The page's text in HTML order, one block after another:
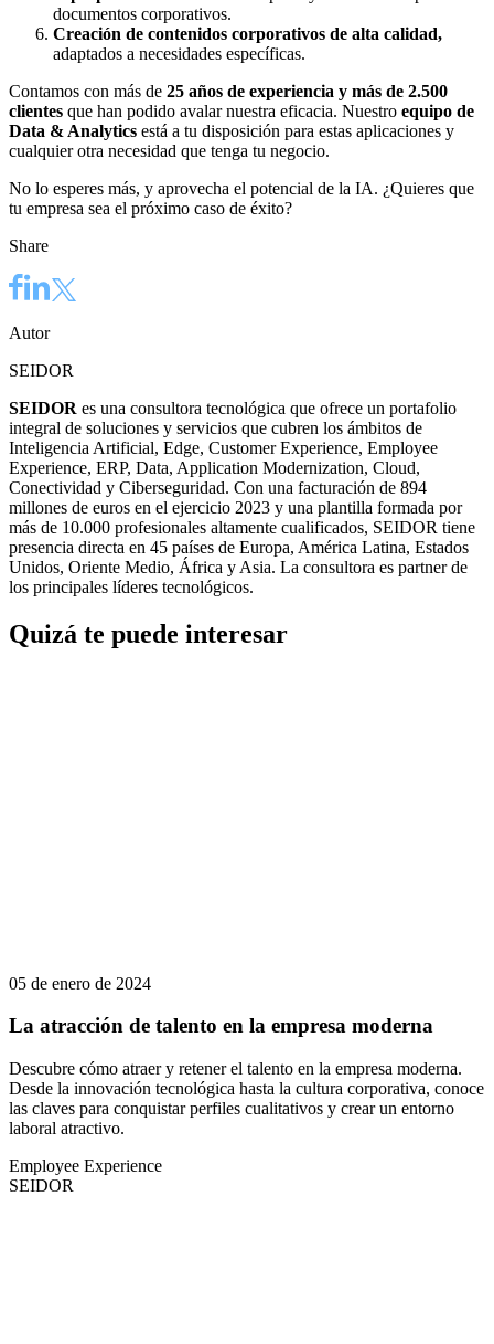
documentos corporativos.
Creación de contenidos corporativos de alta calidad,
adaptados a necesidades específicas.
Contamos con más de 25 años de experiencia y más de 2.500
clientes que han podido avalar nuestra eficacia. Nuestro equipo de
Data & Analytics está a tu disposición para estas aplicaciones y
cualquier otra necesidad que tenga tu negocio.
No lo esperes más, y aprovecha el potencial de la IA. ¿Quieres que
tu empresa sea el próximo caso de éxito?
Share
Autor
SEIDOR
SEIDOR es una consultora tecnológica que ofrece un portafolio
integral de soluciones y servicios que cubren los ámbitos de
Inteligencia Artificial, Edge, Customer Experience, Employee
Experience, ERP, Data, Application Modernization, Cloud,
Conectividad y Ciberseguridad. Con una facturación de 894
millones de euros en el ejercicio 2023 y una plantilla formada por
más de 10.000 profesionales altamente cualificados, SEIDOR tiene
presencia directa en 45 países de Europa, América Latina, Estados
Unidos, Oriente Medio, África y Asia. La consultora es partner de
los principales líderes tecnológicos.
Quizá te puede interesar
05 de enero de 2024
La atracción de talento en la empresa moderna
Descubre cómo atraer y retener el talento en la empresa moderna.
Desde la innovación tecnológica hasta la cultura corporativa, conoce
las claves para conquistar perfiles cualitativos y crear un entorno
laboral atractivo.
Employee Experience
SEIDOR